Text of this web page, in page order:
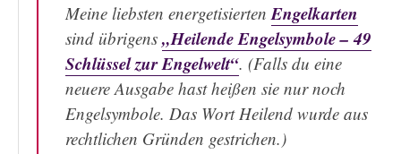
Meine liebsten energetisiertenEngelkarten
sind übrigens„Heilende Engelsymbole – 49
Schlüssel zur Engelwelt“. (Falls du eine
neuere Ausgabe hast heißen sie nur noch
Engelsymbole. Das Wort Heilend wurde aus
rechtlichen Gründen gestrichen.)